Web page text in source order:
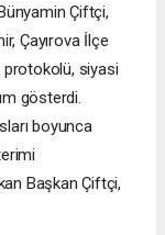
Çiftçi,
Çayırova İlçe
protokolü, siyasi
gösterdi.
boyunca
Başkan Çiftçi,